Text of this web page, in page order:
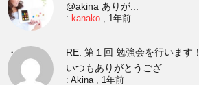
@akina ありが...
: kanako , 1年前
RE: 第１回 勉強会を行います！
いつもありがとうござ...
:Akina 1年前